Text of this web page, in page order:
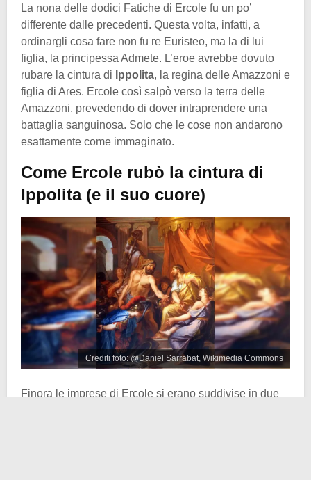
La nona delle dodici Fatiche di Ercole fu un po’
differente dalle precedenti. Questa volta, infatti, a
ordinargli cosa fare non fu re Euristeo, ma la di lui
figlia, la principessa Admete. L’eroe avrebbe dovuto
rubare la cintura di Ippolita, la regina delle Amazzoni e
figlia di Ares. Ercole così salpò verso la terra delle
Amazzoni, prevedendo di dover intraprendere una
battaglia sanguinosa. Solo che le cose non andarono
esattamente come immaginato.
Come Ercole rubò la cintura di
Ippolita (e il suo cuore)
Crediti foto: @Daniel Sarrabat, Wikimedia Commons
Finora le imprese di Ercole si erano suddivise in due